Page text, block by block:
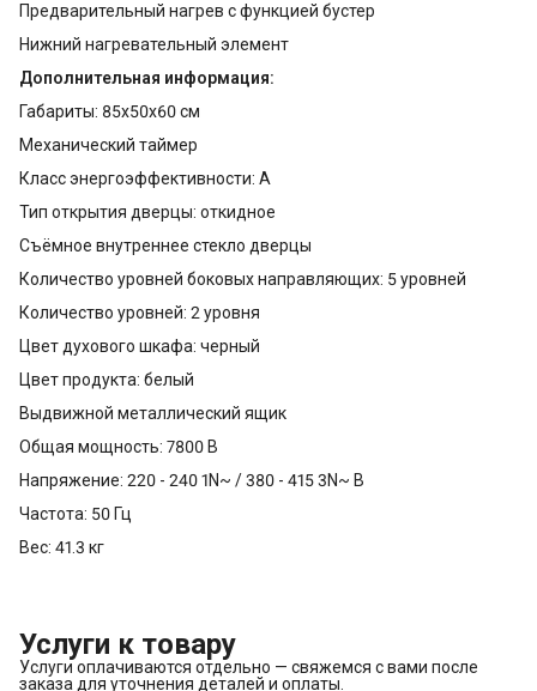
Предварительный нагрев с функцией бустер
Нижний нагревательный элемент
Дополнительная информация:
Габариты: 85х50х60 см
Механический таймер
Класс энергоэффективности: A
Тип открытия дверцы: откидное
Съёмное внутреннее стекло дверцы
Количество уровней боковых направляющих: 5 уровней
Количество уровней: 2 уровня
Цвет духового шкафа: черный
Цвет продукта: белый
Выдвижной металлический ящик
Общая мощность: 7800 В
Напряжение: 220 - 240 1N~ / 380 - 415 3N~ В
Частота: 50 Гц
Вес: 41.3 кг
Услуги к товару
Услуги оплачиваются отдельно — свяжемся с вами после
заказа для уточнения деталей и оплаты.